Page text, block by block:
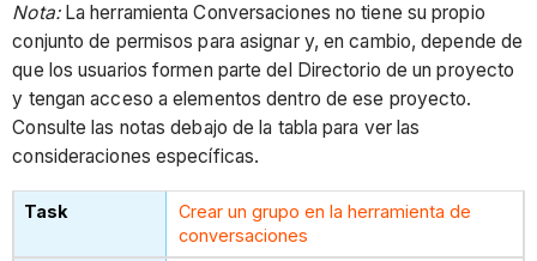
Nota:La herramienta Conversaciones no tiene su propio
conjunto de permisos para asignar y, en cambio, depende de
que los usuarios formen parte del Directorio de un proyecto
y tengan acceso a elementos dentro de ese proyecto.
Consulte las notas debajo de la tabla para ver las
consideraciones específicas.
Crear un grupo en la herramienta de
conversaciones